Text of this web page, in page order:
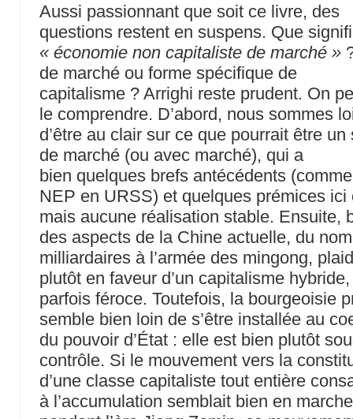
Aussi passionnant que soit ce livre, des
questions restent en suspens. Que
« économie non capitaliste de marché »
de marché ou forme spécifique de
capitalisme ? Arrighi reste prudent. On
le comprendre. D’abord, nous sommes
d’être au clair sur ce que pourrait être
de marché (ou avec marché), qui a
bien quelques brefs antécédents
NEP en URSS) et quelques prémices ici
mais aucune réalisation stable. Ensuite,
des aspects de la Chine actuelle, du
milliardaires à l’armée des mingong,
plutôt en faveur d’un capitalisme
parfois féroce. Toutefois, la bourgeoisie
semble bien loin de s’être installée au
du pouvoir d’État : elle est bien plutôt
contrôle. Si le mouvement vers la
d’une classe capitaliste tout entière
à l’accumulation semblait bien en marche